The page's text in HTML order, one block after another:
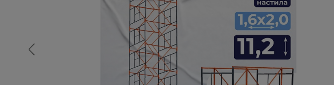
Оборудование для работы с арматурой
Оборудование для бетонных работ
Техника для склада
Тачки строительные и садовые
Лестницы и стремянки